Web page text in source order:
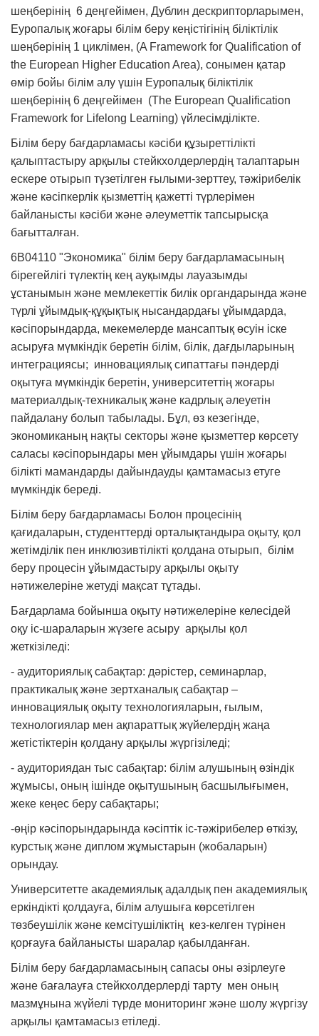
шеңберінің 6 деңгейімен, Дублин дескрипторларымен,
Еуропалық жоғары білім беру кеңістігінің біліктілік
шеңберінің 1 циклімен, (A Framework for Qualification of
the European Higher Education Area), сонымен қатар
өмір бойы білім алу үшін Еуропалық біліктілік
шеңберінің 6 деңгейімен (The European Qualification
Framework for Lifelong Learning) үйлесімділікте.
Білім беру бағдарламасы кәсіби құзыреттілікті
қалыптастыру арқылы стейкхолдерлердің талаптарын
ескере отырып түзетілген ғылыми-зерттеу, тәжірибелік
және кәсіпкерлік қызметтің қажетті түрлерімен
байланысты кәсіби және әлеуметтік тапсырысқа
бағытталған.
6В04110 "Экономика" білім беру бағдарламасының
бірегейлігі түлектің кең ауқымды лауазымды
ұстанымын және мемлекеттік билік органдарында және
түрлі ұйымдық-құқықтық нысандардағы ұйымдарда,
кәсіпорындарда, мекемелерде мансаптық өсуін іске
асыруға мүмкіндік беретін білім, білік, дағдыларының
интеграциясы; инновациялық сипаттағы пәндерді
оқытуға мүмкіндік беретін, университеттің жоғары
материалдық-техникалық және кадрлық әлеуетін
пайдалану болып табылады. Бұл, өз кезегінде,
экономиканың нақты секторы және қызметтер көрсету
саласы кәсіпорындары мен ұйымдары үшін жоғары
білікті мамандарды дайындауды қамтамасыз етуге
мүмкіндік береді.
Білім беру бағдарламасы Болон процесінің
қағидаларын, студенттерді орталықтандыра оқыту, қол
жетімділік пен инклюзивтілікті қолдана отырып, білім
беру процесін ұйымдастыру арқылы оқыту
нәтижелеріне жетуді мақсат тұтады.
Бағдарлама бойынша оқыту нәтижелеріне келесідей
оқу іс-шараларын жүзеге асыру арқылы қол
жеткізіледі:
- аудиториялық сабақтар: дәрістер, семинарлар,
практикалық және зертханалық сабақтар –
инновациялық оқыту технологияларын, ғылым,
технологиялар мен ақпараттық жүйелердің жаңа
жетістіктерін қолдану арқылы жүргізіледі;
- аудиториядан тыс сабақтар: білім алушының өзіндік
жұмысы, оның ішінде оқытушының басшылығымен,
жеке кеңес беру сабақтары;
-өңір кәсіпорындарында кәсіптік іс-тәжірибелер өткізу,
курстық және диплом жұмыстарын (жобаларын)
орындау.
Университетте академиялық адалдық пен академиялық
еркіндікті қолдауға, білім алушыға көрсетілген
төзбеушілік және кемсітушіліктің кез-келген түрінен
қорғауға байланысты шаралар қабылданған.
Білім беру бағдарламасының сапасы оны әзірлеуге
және бағалауға стейкхолдерлерді тарту мен оның
мазмұнына жүйелі түрде мониторинг және шолу жүргізу
арқылы қамтамасыз етіледі.